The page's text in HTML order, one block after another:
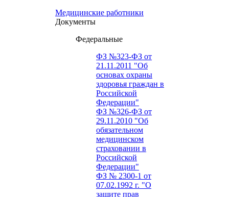
Медицинские работники
Документы
Федеральные
ФЗ №323-ФЗ от
21.11.2011 "Об
основах охраны
здоровья граждан в
Российской
Федерации"
ФЗ №326-ФЗ от
29.11.2010 "Об
обязательном
медицинском
страховании в
Российской
Федерации"
ФЗ № 2300-1 от
07.02.1992 г. "О
защите прав